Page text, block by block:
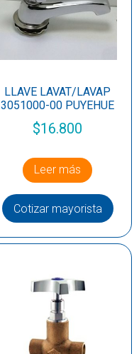
LLAVE LAVAT/LAVAP
3051000-00 PUYEHUE
$16.800
Leer más
Cotizar mayorista